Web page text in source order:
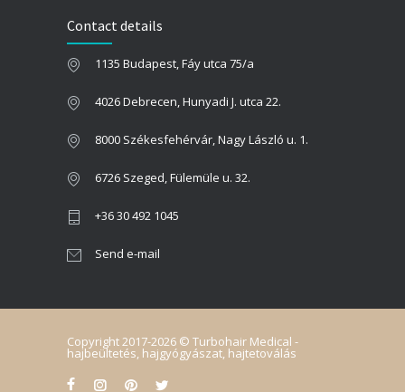
2023.09.22.
2022.11.01.
Contact details
1135 Budapest, Fáy utca 75/a
4026 Debrecen, Hunyadi J. utca 22.
8000 Székesfehérvár, Nagy László u. 1.
6726 Szeged, Fülemüle u. 32.
+36 30 492 1045
Send e-mail
Copyright 2017-2026 © Turbohair Medical -
hajbeültetés, hajgyógyászat, hajtetoválás